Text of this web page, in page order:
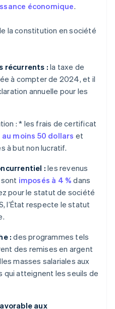
économique.
la constitution en société
récurrents : la taxe de
à compter de 2024, et il
annuelle pour les
: *les frais de certificat
au moins 50 dollars et
à but non lucratif.
:les revenus
imposés à 4 % dans
pour le statut de société
l’État respecte le statut
: des programmes tels
des remises en argent
masses salariales aux
qui atteignent les seuils de
aux